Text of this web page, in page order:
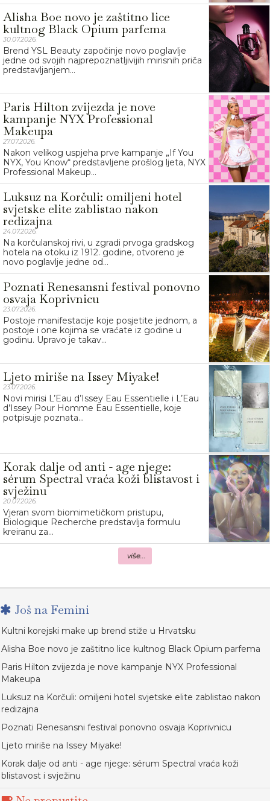
Alisha Boe novo je zaštitno lice
kultnog Black Opium parfema
30.07.2026.
Brend YSL Beauty započinje novo poglavlje
jedne od svojih najprepoznatljivijih mirisnih priča
predstavljanjem...
Paris Hilton zvijezda je nove
kampanje NYX Professional
Makeupa
27.07.2026.
Nakon velikog uspjeha prve kampanje „If You
NYX, You Know“ predstavljene prošlog ljeta, NYX
Professional Makeup...
Luksuz na Korčuli: omiljeni hotel
svjetske elite zablistao nakon
redizajna
24.07.2026.
Na korčulanskoj rivi, u zgradi prvoga gradskog
hotela na otoku iz 1912. godine, otvoreno je
novo poglavlje jedne od...
Poznati Renesansni festival ponovno
osvaja Koprivnicu
23.07.2026.
Postoje manifestacije koje posjetite jednom, a
postoje i one kojima se vraćate iz godine u
godinu. Upravo je takav...
Ljeto miriše na Issey Miyake!
23.07.2026.
Novi mirisi L’Eau d’Issey Eau Essentielle i L’Eau
d’Issey Pour Homme Eau Essentielle, koje
potpisuje poznata...
Korak dalje od anti - age njege:
sérum Spectral vraća koži blistavost i
svježinu
20.07.2026.
Vjeran svom biomimetičkom pristupu,
Biologique Recherche predstavlja formulu
kreiranu za...
više...
Još na Femini
Kultni korejski make up brend stiže u Hrvatsku
Alisha Boe novo je zaštitno lice kultnog Black Opium parfema
Paris Hilton zvijezda je nove kampanje NYX Professional
Makeupa
Luksuz na Korčuli: omiljeni hotel svjetske elite zablistao nakon
redizajna
Poznati Renesansni festival ponovno osvaja Koprivnicu
Ljeto miriše na Issey Miyake!
Korak dalje od anti - age njege: sérum Spectral vraća koži
blistavost i svježinu